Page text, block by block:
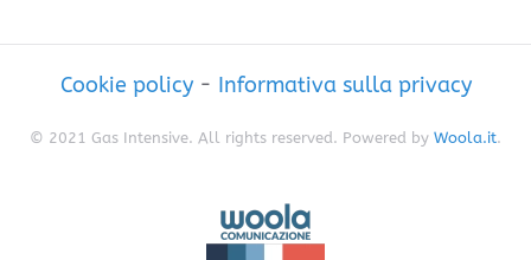
Cookie policy- Informativa sulla privacy
© 2021 Gas Intensive. All rights reserved. Powered by Woola.it.